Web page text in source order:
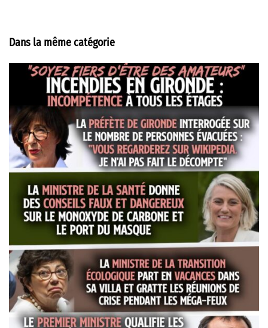
Dans la même catégorie